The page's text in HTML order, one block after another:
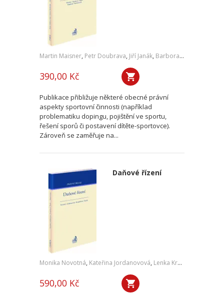
Martin Maisner, Petr Doubrava, Jiří Janák, Barbora Vlachová,
390,00 Kč
Publikace přibližuje některé obecné právní
aspekty sportovní činnosti (například
problematiku dopingu, pojištění ve sportu,
řešení sporů či postavení dítěte-sportovce).
Zároveň se zaměřuje na...
Daňové řízení
Monika Novotná, Kateřina Jordanovová, Lenka Krupičková
590,00 Kč